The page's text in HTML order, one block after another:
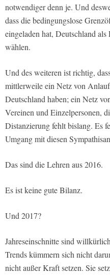
notwendiger denn je. Und
dass die bedingungslose
eingeladen hat, Deutschland
wählen.
Und des weiteren ist richtig,
mittlerweile ein Netz von
Deutschland haben; ein Netz
Vereinen und Einzelpersonen,
Distanzierung fehlt bislang. Es
Umgang mit diesen
Das sind die Lehren aus 2016.
Es ist keine gute Bilanz.
Und 2017?
Jahreseinschnitte sind
Trends kümmern sich nicht
nicht außer Kraft setzen. Sie